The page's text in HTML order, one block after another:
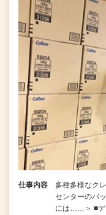
仕事内容
多種多様なク
センターのバ
には……＞ ■